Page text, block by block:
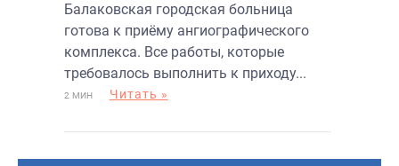
Балаковская городская больница
готова к приёму ангиографического
комплекса. Все работы, которые
требовалось выполнить к приходу...
2 МИН Читать »